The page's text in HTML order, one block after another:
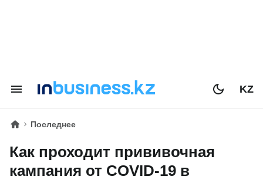
KZ
Последнее
Как проходит прививочная
кампания от COVID-19 в